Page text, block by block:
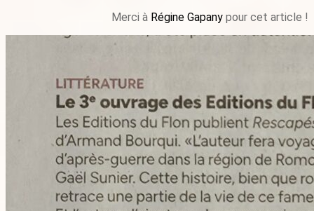
Merci à Régine Gapany pour cet article !